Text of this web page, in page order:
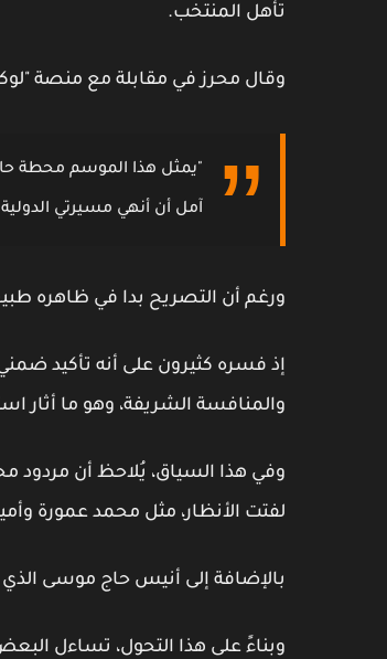
تأهل المنتخب.
وقال محرز في مقابلة مع منصة
"يمثل هذا الموسم محطة
آمل أن أنهي مسيرتي الدولية في عام 2026 بأداء رائع
ورغم أن التصريح بدا في ظاهره
إذ فسره كثيرون على أنه تأكيد
والمنافسة الشريفة، وهو ما أثار
وفي هذا السياق، يُلاحظ أن مردود
لفتت الأنظار، مثل محمد عمورة
بالإضافة إلى أنيس حاج موسى الذي
وبناءً على هذا التحول، تساءل